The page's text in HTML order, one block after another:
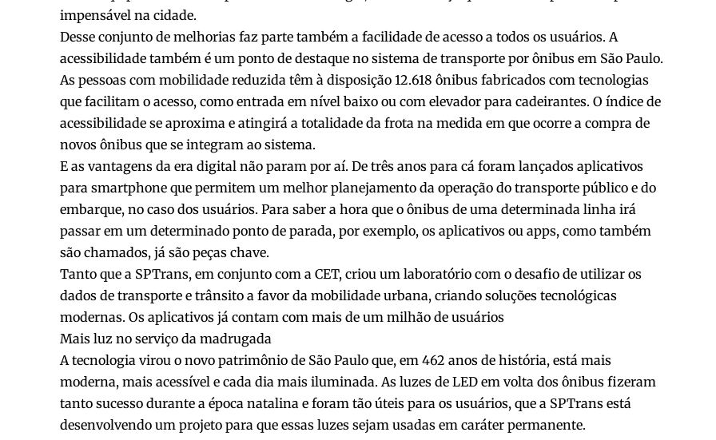
impensável na cidade.
Desse conjunto de melhorias faz parte também a facilidade de acesso a todos os usuários. A
acessibilidade também é um ponto de destaque no sistema de transporte por ônibus em São Paulo.
As pessoas com mobilidade reduzida têm à disposição 12.618 ônibus fabricados com tecnologias
que facilitam o acesso, como entrada em nível baixo ou com elevador para cadeirantes. O índice de
acessibilidade se aproxima e atingirá a totalidade da frota na medida em que ocorre a compra de
novos ônibus que se integram ao sistema.
E as vantagens da era digital não param por aí. De três anos para cá foram lançados aplicativos
para smartphone que permitem um melhor planejamento da operação do transporte público e do
embarque, no caso dos usuários. Para saber a hora que o ônibus de uma determinada linha irá
passar em um determinado ponto de parada, por exemplo, os aplicativos ou apps, como também
são chamados, já são peças chave.
Tanto que a SPTrans, em conjunto com a CET, criou um laboratório com o desafio de utilizar os
dados de transporte e trânsito a favor da mobilidade urbana, criando soluções tecnológicas
modernas. Os aplicativos já contam com mais de um milhão de usuários
Mais luz no serviço da madrugada
A tecnologia virou o novo patrimônio de São Paulo que, em 462 anos de história, está mais
moderna, mais acessível e cada dia mais iluminada. As luzes de LED em volta dos ônibus fizeram
tanto sucesso durante a época natalina e foram tão úteis para os usuários, que a SPTrans está
desenvolvendo um projeto para que essas luzes sejam usadas em caráter permanente.